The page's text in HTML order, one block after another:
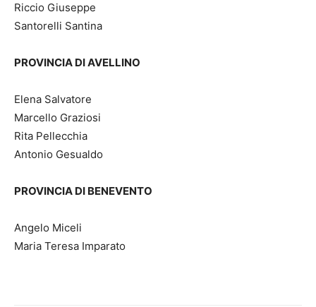
Riccio Giuseppe
Santorelli Santina
PROVINCIA DI AVELLINO
Elena Salvatore
Marcello Graziosi
Rita Pellecchia
Antonio Gesualdo
PROVINCIA DI BENEVENTO
Angelo Miceli
Maria Teresa Imparato